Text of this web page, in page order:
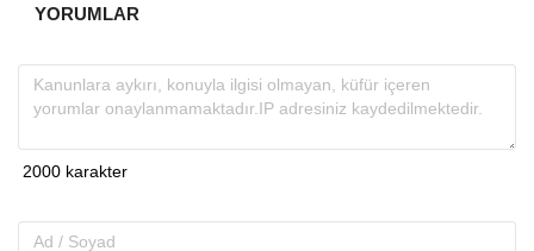
YORUMLAR